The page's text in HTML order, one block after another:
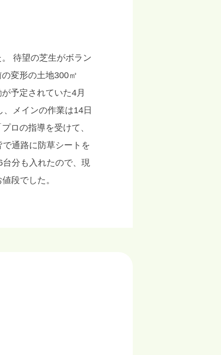
待望の芝生がボラン
変形の土地300㎡
予定されていた4月
メインの作業は14日
ロの指導を受けて、
通路に防草シートを
分も入れたので、現
段でした。